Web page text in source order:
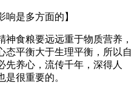
是多方面的】
食粮要远远重于物质营养，
态平衡大于生理平衡，所以自
先养心，流传千年，深得人
很重要的。